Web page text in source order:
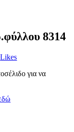
8314
Likes
για να